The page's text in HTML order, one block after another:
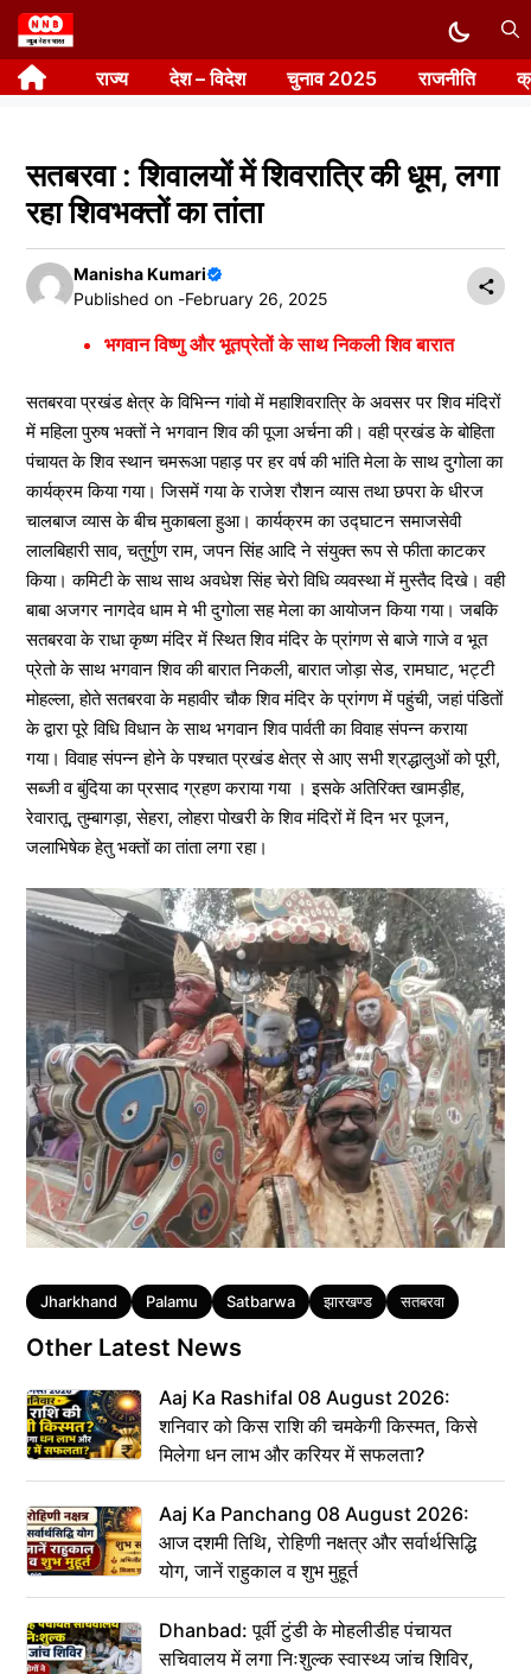
Skip
to
content राज्य देश – विदेश चुनाव 2025 राजनीति
सतबरवा : शिवालयों में शिवरात्रि की धूम, लगा
रहा शिवभक्तों का तांता
Manisha Kumari
Published on -February 26, 2025
भगवान विष्णु और भूतप्रेतों के साथ निकली शिव बारात
सतबरवा प्रखंड क्षेत्र के विभिन्न गांवो में महाशिवरात्रि के अवसर पर शिव मंदिरों
में महिला पुरुष भक्तों ने भगवान शिव की पूजा अर्चना की। वही प्रखंड के बोहिता
पंचायत के शिव स्थान चमरूआ पहाड़ पर हर वर्ष की भांति मेला के साथ दुगोला का
कार्यक्रम किया गया। जिसमें गया के राजेश रौशन व्यास तथा छपरा के धीरज
चालबाज व्यास के बीच मुकाबला हुआ। कार्यक्रम का उद्घाटन समाजसेवी
लालबिहारी साव, चतुर्गुण राम, जपन सिंह आदि ने संयुक्त रूप से फीता काटकर
किया। कमिटी के साथ साथ अवधेश सिंह चेरो विधि व्यवस्था में मुस्तैद दिखे। वही
बाबा अजगर नागदेव धाम मे भी दुगोला सह मेला का आयोजन किया गया। जबकि
सतबरवा के राधा कृष्ण मंदिर में स्थित शिव मंदिर के प्रांगण से बाजे गाजे व भूत
प्रेतो के साथ भगवान शिव की बारात निकली, बारात जोड़ा सेड, रामघाट, भट्टी
मोहल्ला, होते सतबरवा के महावीर चौक शिव मंदिर के प्रांगण में पहुंची, जहां पंडितों
के द्वारा पूरे विधि विधान के साथ भगवान शिव पार्वती का विवाह संपन्न कराया
गया। विवाह संपन्न होने के पश्चात प्रखंड क्षेत्र से आए सभी श्रद्धालुओं को पूरी,
सब्जी व बुंदिया का प्रसाद ग्रहण कराया गया । इसके अतिरिक्त खामड़ीह,
रेवारातू, तुम्बागड़ा, सेहरा, लोहरा पोखरी के शिव मंदिरों में दिन भर पूजन,
जलाभिषेक हेतु भक्तों का तांता लगा रहा।
Tags
Jharkhand Palamu Satbarwa झारखण्ड सतबरवा
Other Latest News
Aaj Ka Rashifal 08 August 2026:
शनिवार को किस राशि की चमकेगी किस्मत, किसे
मिलेगा धन लाभ और करियर में सफलता?
Aaj Ka Panchang 08 August 2026:
आज दशमी तिथि, रोहिणी नक्षत्र और सर्वार्थसिद्धि
योग, जानें राहुकाल व शुभ मुहूर्त
Dhanbad: पूर्वी टुंडी के मोहलीडीह पंचायत
सचिवालय में लगा निःशुल्क स्वास्थ्य जांच शिविर,